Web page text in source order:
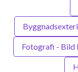
Fotografi - Bild